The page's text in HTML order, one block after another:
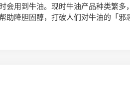
会用到牛油。现时牛油产品种类繁多
降胆固醇，打破人们对牛油的「邪